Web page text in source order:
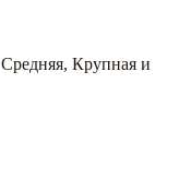
Средняя, Крупная и